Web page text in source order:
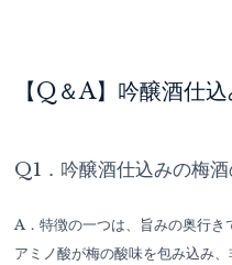
【Q＆A】吟醸酒仕
Q1．吟醸酒仕込みの梅
A．特徴の一つは、旨みの奥行
アミノ酸が梅の酸味を包み込み